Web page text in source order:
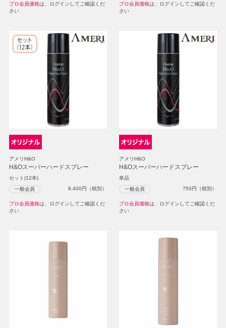
プロ会員価格は、ログインしてご確認くだ
さい
プロ会員価格は、ログインしてご確認くだ
さい
アメリH&O
H&Oスーパーハードスプレー
セット(12本)
一般会員 8,400円（税別）
プロ会員価格は、ログインしてご確認くだ
さい
アメリH&O
H&Oスーパーハードスプレー
単品
一般会員 750円（税別）
プロ会員価格は、ログインしてご確認くだ
さい